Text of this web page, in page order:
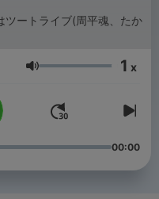
ートライブ(周平魂、たか
Volume 1 x
00:00